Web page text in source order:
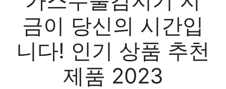
금이 당신의 시간입
니다! 인기 상품 추천
제품 2023